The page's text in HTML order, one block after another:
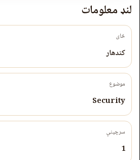
لنډ معلومات
ځای
کندهار
موضوع
Security
سرچینې
1